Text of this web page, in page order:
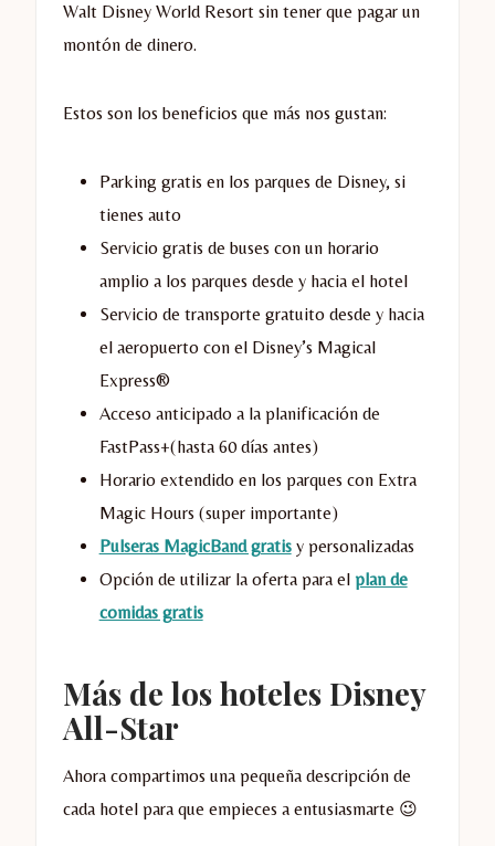
Walt Disney World Resort sin tener que pagar un
montón de dinero.
Estos son los beneficios que más nos gustan:
Parking gratis en los parques de Disney, si
tienes auto
Servicio gratis de buses con un horario
amplio a los parques desde y hacia el hotel
Servicio de transporte gratuito desde y hacia
el aeropuerto con el Disney’s Magical
Express®
Acceso anticipado a la planificación de
FastPass+(hasta 60 días antes)
Horario extendido en los parques con Extra
Magic Hours (super importante)
Pulseras MagicBand gratisy personalizadas
Opción de utilizar la oferta para el plan de
comidas gratis
Más de los hoteles Disney
All-Star
Ahora compartimos una pequeña descripción de
cada hotel para que empieces a entusiasmarte 😉